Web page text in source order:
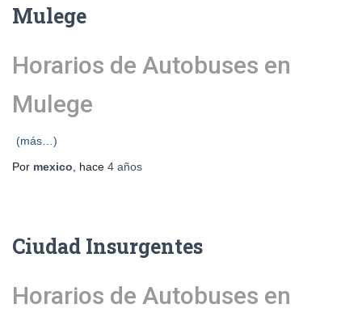
Mulege
Horarios de Autobuses en
Mulege
(más…)
Por mexico , hace 4 años
Ciudad Insurgentes
Horarios de Autobuses en